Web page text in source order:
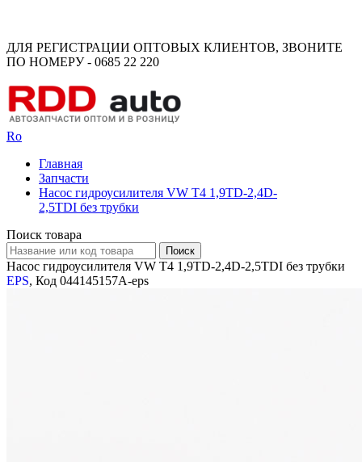
ДЛЯ РЕГИСТРАЦИИ ОПТОВЫХ КЛИЕНТОВ, ЗВОНИТЕ
ПО НОМЕРУ - 0685 22 220
Ro
Главная
Запчасти
Насос гидроусилителя VW T4 1,9TD-2,4D-
2,5TDI без трубки
Поиск товара
Насос гидроусилителя VW T4 1,9TD-2,4D-2,5TDI без трубки
EPS, Код 044145157A-eps